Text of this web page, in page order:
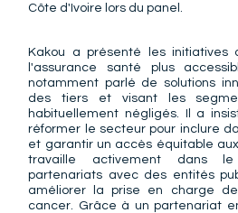
Côte d'Ivoire lors du panel.
Kakou a présenté les initiatives
l'assurance santé plus
notamment parlé de solutions
des tiers et visant les
habituellement négligés. Il a
réformer le secteur pour inclure
et garantir un accès équitable
travaille activement dans le
partenariats avec des entités
améliorer la prise en charge
cancer. Grâce à un partenariat